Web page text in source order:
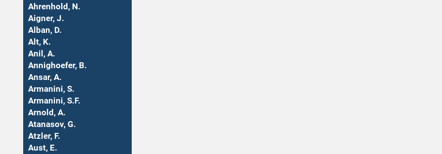
Ahrenhold, N.
Aigner, J.
Alban, D.
Alt, K.
Anil, A.
Annighoefer, B.
Ansar, A.
Armanini, S.
Armanini, S.F.
Arnold, A.
Atanasov, G.
Atzler, F.
Aust, E.